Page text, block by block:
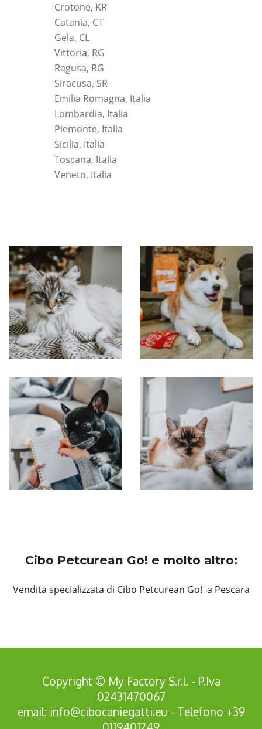
Crotone, KR
Catania, CT
Gela, CL
Vittoria, RG
Ragusa, RG
Siracusa, SR
Emilia Romagna, Italia
Lombardia, Italia
Piemonte, Italia
Sicilia, Italia
Toscana, Italia
Veneto, Italia
Cibo Petcurean Go! e molto altro:
Vendita specializzata di Cibo Petcurean Go! a Pescara
Copyright © My Factory S.r.l. - P.Iva
02431470067
email: info@cibocaniegatti.eu - Telefono +39